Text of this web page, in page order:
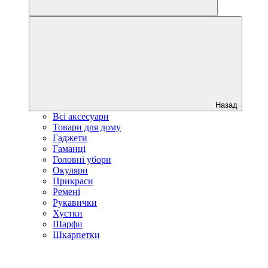
Назад
Всі аксесуари
Товари для дому
Гаджети
Гаманці
Головні убори
Окуляри
Прикраси
Ремені
Рукавички
Хустки
Шарфи
Шкарпетки